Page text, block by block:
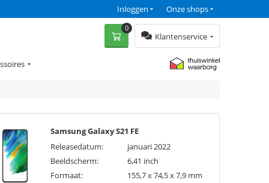
Onze shops
Inloggen
Klantenservice
0
Samsung Galaxy S21 FE
Releasedatum:
januari 2022
Beeldscherm:
6,41 inch
Formaat:
155,7 x 74,5 x 7,9 mm